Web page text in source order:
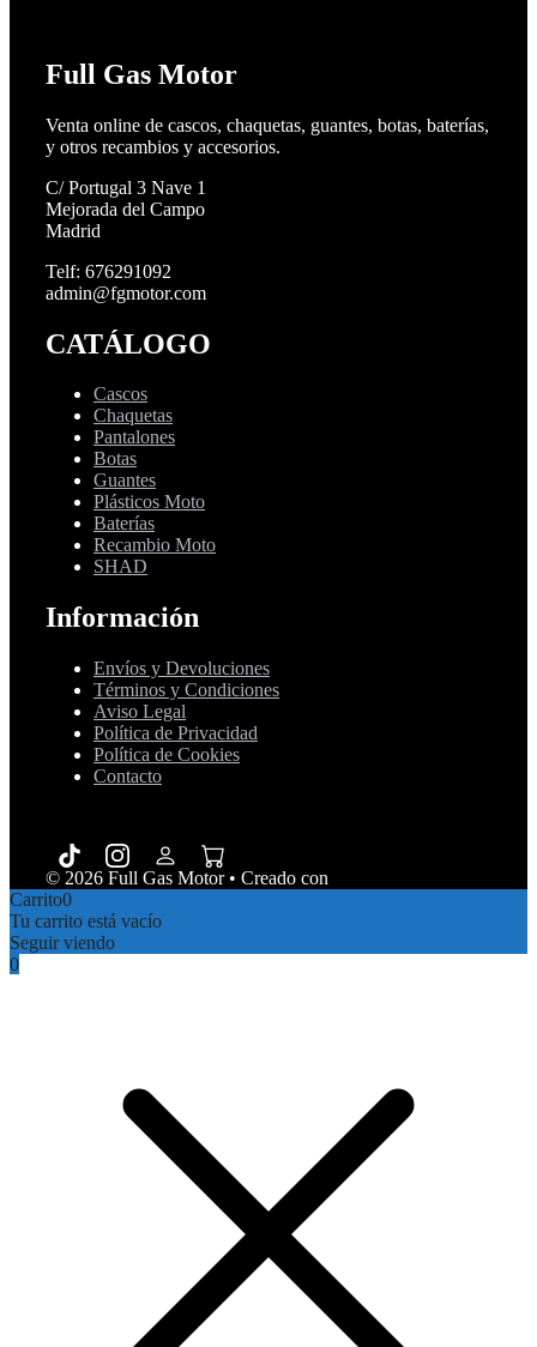
Full Gas Motor
Venta online de cascos, chaquetas, guantes, botas, baterías,
y otros recambios y accesorios.
C/ Portugal 3 Nave 1
Mejorada del Campo
Madrid
Telf: 676291092
admin@fgmotor.com
CATÁLOGO
Cascos
Chaquetas
Pantalones
Botas
Guantes
Plásticos Moto
Baterías
Recambio Moto
SHAD
Información
Envíos y Devoluciones
Términos y Condiciones
Aviso Legal
Política de Privacidad
Política de Cookies
Contacto
© 2026 Full Gas Motor• Creado con
Carrito0
Tu carrito está vacío
Seguir viendo
0